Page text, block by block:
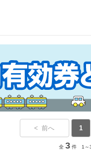
< 前へ 1
全 3 件 1～